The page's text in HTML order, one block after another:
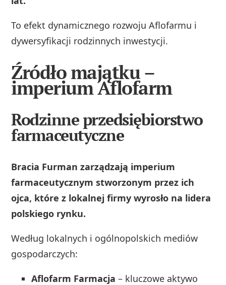
To efekt dynamicznego rozwoju Aflofarmu i
dywersyfikacji rodzinnych inwestycji.
Źródło majątku –
imperium Aflofarm
Rodzinne przedsiębiorstwo
farmaceutyczne
Bracia Furman zarządzają imperium
farmaceutycznym stworzonym przez ich
ojca, które z lokalnej firmy wyrosło na lidera
polskiego rynku.
Według lokalnych i ogólnopolskich mediów
gospodarczych:
Aflofarm Farmacja – kluczowe aktywo